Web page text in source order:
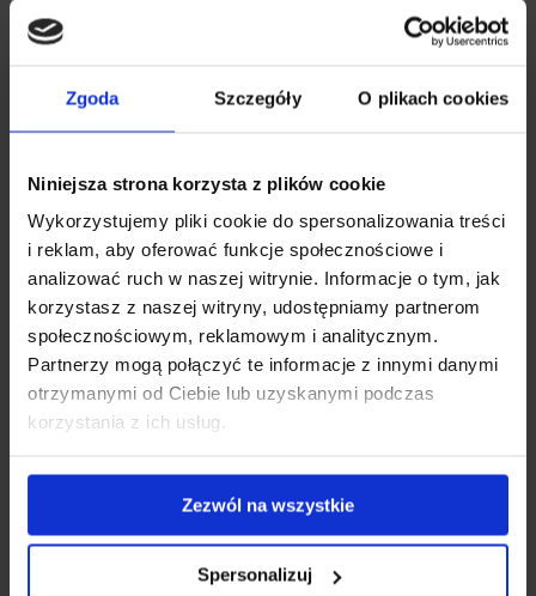
Zgoda Szczegóły O plikach cookies
Niniejsza strona korzysta z plików cookie
Wykorzystujemy pliki cookie do spersonalizowania treści
i reklam, aby oferować funkcje społecznościowe i
analizować ruch w naszej witrynie. Informacje o tym, jak
korzystasz z naszej witryny, udostępniamy partnerom
społecznościowym, reklamowym i analitycznym.
Partnerzy mogą połączyć te informacje z innymi danymi
otrzymanymi od Ciebie lub uzyskanymi podczas
korzystania z ich usług.
Zezwól na wszystkie
Spersonalizuj
тому з'являються перші зморшки і шкіра втрачає
місяців впливає на зовнішній виглядволосся
та
. Колаген також є союзником вашихсуглобів,
кістокі
- щоб якомога довше підтримувати вашу
фізичну форму та активність.
Як колаген впливає на
організм?